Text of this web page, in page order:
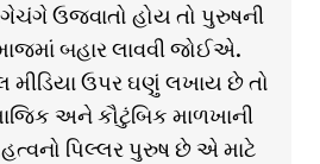
ઉજવાતો હોય તો પુરુષની
બહાર લાવવી જોઈએ.
મીડિયા ઉપર ઘણું લખાય છે તો
અને કૌટુંબિક માળખાની
પિલ્લર પુરુષ છે એ માટે